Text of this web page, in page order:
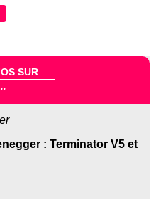
SUR
: Terminator V5 et